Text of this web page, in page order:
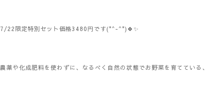
7/22限定特別セット価格3480円です(*^-^*)🍀✨
農薬や化成肥料を使わずに、なるべく自然の状態でお野菜を育てている